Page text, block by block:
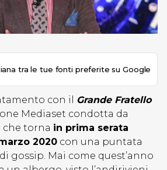
tra le tue fonti preferite su Google
con il Grande Fratello
Mediaset condotta da
torna in prima serata
2020 con una puntata
gossip. Mai come quest’anno